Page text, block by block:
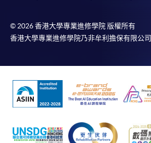
© 2026 香港大學專業進修學院 版權所有
香港大學專業進修學院乃非牟利擔保有限公司